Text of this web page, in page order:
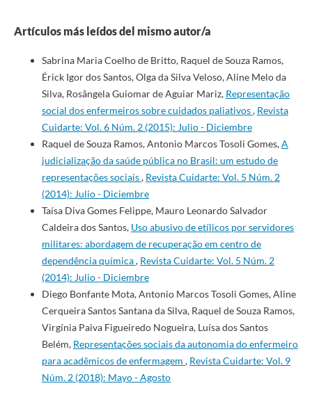
Artículos más leídos del mismo autor/a
Sabrina Maria Coelho de Britto, Raquel de Souza Ramos,
Érick Igor dos Santos, Olga da Silva Veloso, Aline Melo da
Silva, Rosângela Guiomar de Aguiar Mariz, Representação
social dos enfermeiros sobre cuidados paliativos, Revista
Cuidarte: Vol. 6 Núm. 2 (2015): Julio - Diciembre
Raquel de Souza Ramos, Antonio Marcos Tosoli Gomes,A
judicialização da saúde pública no Brasil: um estudo de
representações sociais, Revista Cuidarte: Vol. 5 Núm. 2
(2014): Julio - Diciembre
Taísa Diva Gomes Felippe, Mauro Leonardo Salvador
Caldeira dos Santos, Uso abusivo de etílicos por servidores
militares: abordagem de recuperação em centro de
dependência química, Revista Cuidarte: Vol. 5 Núm. 2
(2014): Julio - Diciembre
Diego Bonfante Mota, Antonio Marcos Tosoli Gomes, Aline
Cerqueira Santos Santana da Silva, Raquel de Souza Ramos,
Virgínia Paiva Figueiredo Nogueira, Luísa dos Santos
Belém, Representações sociais da autonomia do enfermeiro
para acadêmicos de enfermagem , Revista Cuidarte: Vol. 9
Núm. 2 (2018): Mayo - Agosto